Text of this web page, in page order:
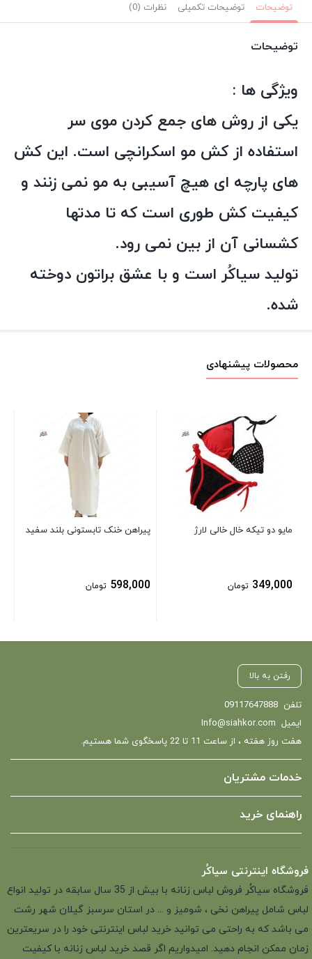
اسکرانچی
توضیحات توضیحات تکمیلی نظرات (0)
توضیحات
ویژگی ها :
یکی از روش های جمع کردن موی سر
استفاده از کش مو اسکرانچی است. این کش
های پارچه ای هیچ آسیبی به مو نمی زنند و
کیفیت کش طوری است که تا مدتها
کشسانی آن از بین نمی رود.
تولید سیاکُر است و با عشق براتون دوخته
شده.
محصولات پیشنهادی
مایو دو تیکه خال خالی لارژ
349,000 تومان
پیراهن خنک تابستونی بلند سفید
598,000 تومان
رفتن به بالا
تلفن 09117647888
ایمیل Info@siahkor.com
هفت روز هفته ، از ساعت 11 تا 22 پاسخگوی شما هستیم.
خدمات مشتریان
راهنمای خرید
فروشگاه اینترنتی سیاکُر
فروشگاه سیاکُر فروش لباس زنانه با بیش از 35 سال سابقه در تولید انواع
لباس شامل پیراهن نخی ، شومیز و ... در استان سرسبز گیلان شهر رشت
می باشد که به راحتی می توانید خرید لباس اینترنتی خود را در سریعترین
زمان ممکن انجام دهید. امیدواریم اگر قصد خرید لباس زنانه با کیفیت